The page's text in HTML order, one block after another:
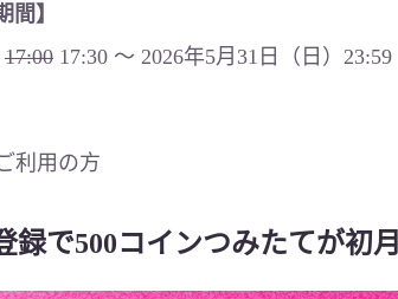
間】
17:00 17:30 〜 2026年5月31日（日）23:59
利用の方
録で500コインつみたてが初